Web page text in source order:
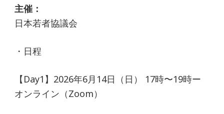
主催：
日本若者協議会
・日程
【Day1】2026年6月14日（日） 17時〜19時ー
オンライン（Zoom）